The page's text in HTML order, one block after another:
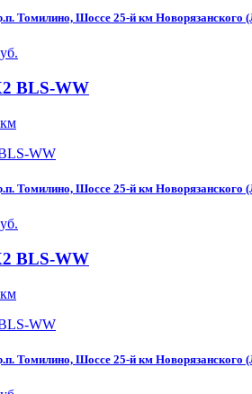
Шоссе 25-й км Новорязанского
BLS-WW
Шоссе 25-й км Новорязанского
BLS-WW
Шоссе 25-й км Новорязанского